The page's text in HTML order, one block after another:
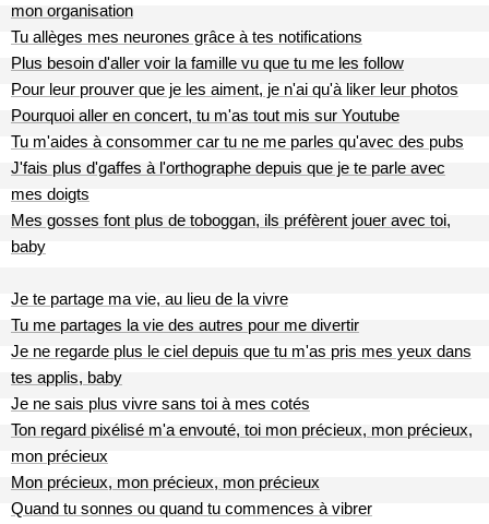
mon organisation
Tu allèges mes neurones grâce à tes notifications
Plus besoin d'aller voir la famille vu que tu me les follow
Pour leur prouver que je les aiment, je n'ai qu'à liker leur photos
Pourquoi aller en concert, tu m'as tout mis sur Youtube
Tu m'aides à consommer car tu ne me parles qu'avec des pubs
J'fais plus d'gaffes à l'orthographe depuis que je te parle avec
mes doigts
Mes gosses font plus de toboggan, ils préfèrent jouer avec toi,
baby
Je te partage ma vie, au lieu de la vivre
Tu me partages la vie des autres pour me divertir
Je ne regarde plus le ciel depuis que tu m'as pris mes yeux dans
tes applis, baby
Je ne sais plus vivre sans toi à mes cotés
Ton regard pixélisé m'a envouté, toi mon précieux, mon précieux,
mon précieux
Mon précieux, mon précieux, mon précieux
Quand tu sonnes ou quand tu commences à vibrer